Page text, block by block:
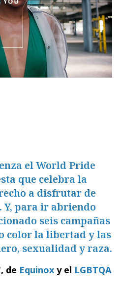
el World Pride
que celebra la
a disfrutar de
para ir abriendo
seis campañas
color la libertad y las
sexualidad y raza.
de Equinox y el LGBTQA